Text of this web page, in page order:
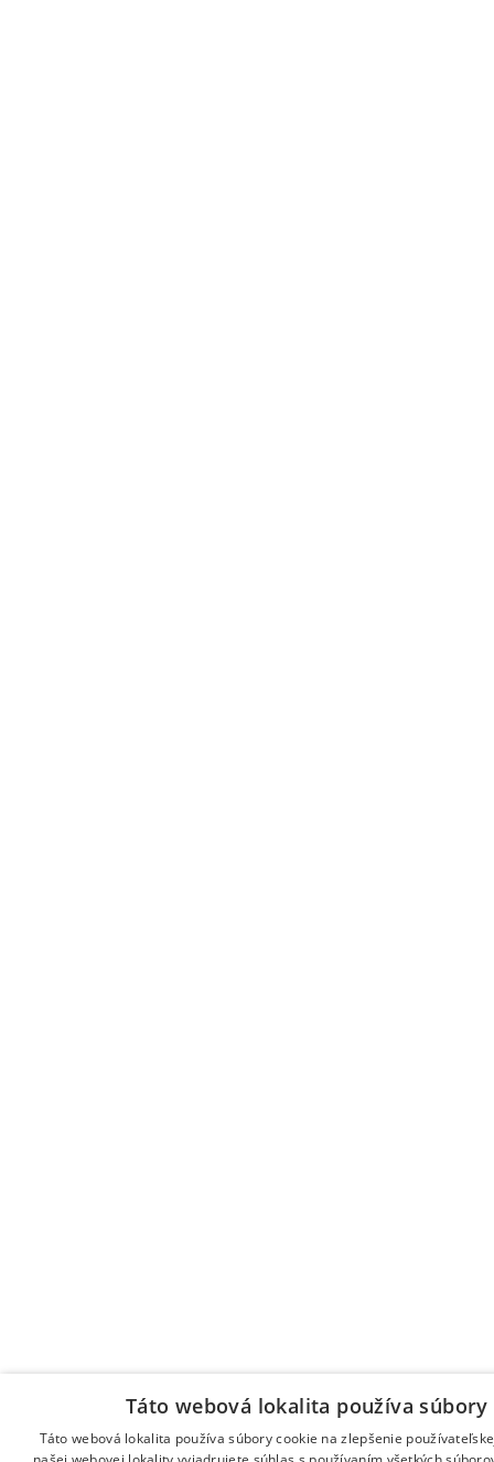
Táto webová lokalita používa súbory
Táto webová lokalita používa súbory cookie na zlepšenie